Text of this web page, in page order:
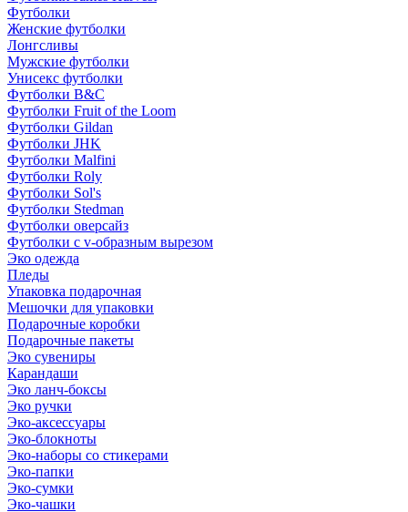
Футболки
Женские футболки
Лонгсливы
Мужские футболки
Унисекс футболки
Футболки B&C
Футболки Fruit of the Loom
Футболки Gildan
Футболки JHK
Футболки Malfini
Футболки Roly
Футболки Sol's
Футболки Stedman
Футболки оверсайз
Футболки с v-образным вырезом
Эко одежда
Пледы
Упаковка подарочная
Мешочки для упаковки
Подарочные коробки
Подарочные пакеты
Эко сувениры
Карандаши
Эко ланч-боксы
Эко ручки
Эко-аксессуары
Эко-блокноты
Эко-наборы со стикерами
Эко-папки
Эко-сумки
Эко-чашки